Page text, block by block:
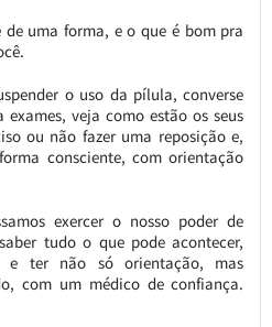
de uma forma, e o que é bom pra
o uso da pílula, converse
veja como estão os seus
ou não fazer uma reposição e,
consciente, com orientação
exercer o nosso poder de
tudo o que pode acontecer,
e ter não só orientação, mas
com um médico de confiança.